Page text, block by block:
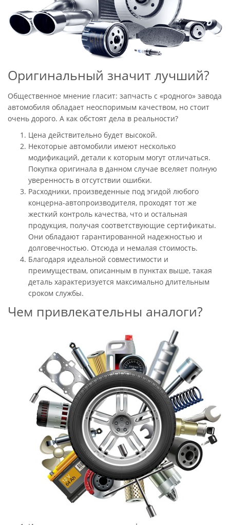
Оригинальный значит лучший?
Общественное мнение гласит: запчасть с «родного» завода
автомобиля обладает неоспоримым качеством, но стоит
очень дорого. А как обстоят дела в реальности?
Цена действительно будет высокой.
Некоторые автомобили имеют несколько
модификаций, детали к которым могут отличаться.
Покупка оригинала в данном случае вселяет полную
уверенность в отсутствии ошибки.
Расходники, произведенные под эгидой любого
концерна-автопроизводителя, проходят тот же
жесткий контроль качества, что и остальная
продукция, получая соответствующие сертификаты.
Они обладают гарантированной надежностью и
долговечностью. Отсюда и немалая стоимость.
Благодаря идеальной совместимости и
преимуществам, описанным в пунктах выше, такая
деталь характеризуется максимально длительным
сроком службы.
Чем привлекательны аналоги?